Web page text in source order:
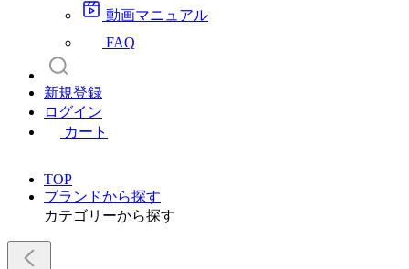
動画マニュアル
FAQ
新規登録
ログイン
カート
TOP
ブランドから探す
カテゴリーから探す